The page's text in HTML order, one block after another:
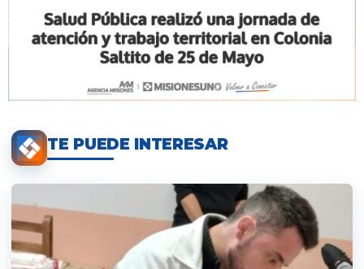
TE PUEDE INTERESAR